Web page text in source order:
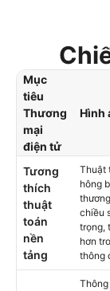
Mục
tiêu
Thương
mại
điện tử
Hình
Tương
thích
thuật
toán
nền
tảng
Thuật
hông
chiều
trọng,
hơn
thông